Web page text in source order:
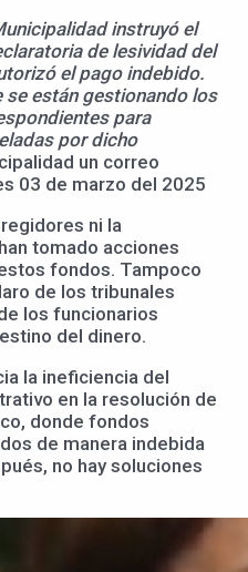
instruyó el
de lesividad del
el pago indebido.
se están gestionando los
para
por dicho
un correo
03 de marzo del 2025
ni la
tomado acciones
fondos. Tampoco
de los tribunales
los funcionarios
del dinero.
la ineficiencia del
en la resolución de
donde fondos
de manera indebida
no hay soluciones